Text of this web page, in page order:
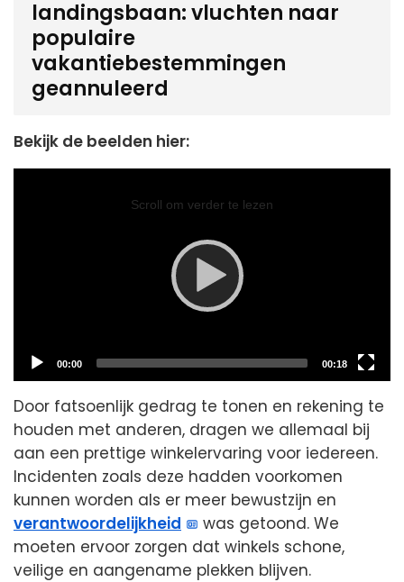
landingsbaan: vluchten naar
populaire
vakantiebestemmingen
geannuleerd
Bekijk de beelden hier:
Scroll om verder te lezen
Current
00:00
Total
duration
00:18
Door fatsoenlijk gedrag te tonen en rekening te
houden met anderen, dragen we allemaal bij
aan een prettige winkelervaring voor iedereen.
Incidenten zoals deze hadden voorkomen
kunnen worden als er meer bewustzijn en
verantwoordelijkheid
was getoond. We
moeten ervoor zorgen dat winkels schone,
veilige en aangename plekken blijven.